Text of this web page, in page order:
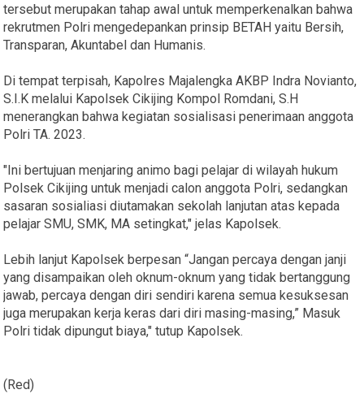
tersebut merupakan tahap awal untuk memperkenalkan bahwa
rekrutmen Polri mengedepankan prinsip BETAH yaitu Bersih,
Transparan, Akuntabel dan Humanis.
Di tempat terpisah, Kapolres Majalengka AKBP Indra Novianto,
S.I.K melalui Kapolsek Cikijing Kompol Romdani, S.H
menerangkan bahwa kegiatan sosialisasi penerimaan anggota
Polri TA. 2023.
"Ini bertujuan menjaring animo bagi pelajar di wilayah hukum
Polsek Cikijing untuk menjadi calon anggota Polri, sedangkan
sasaran sosialiasi diutamakan sekolah lanjutan atas kepada
pelajar SMU, SMK, MA setingkat," jelas Kapolsek.
Lebih lanjut Kapolsek berpesan “Jangan percaya dengan janji
yang disampaikan oleh oknum-oknum yang tidak bertanggung
jawab, percaya dengan diri sendiri karena semua kesuksesan
juga merupakan kerja keras dari diri masing-masing,” Masuk
Polri tidak dipungut biaya," tutup Kapolsek.
(Red)